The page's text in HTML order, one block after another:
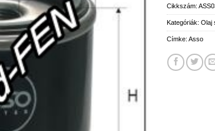
Cikkszám:
Kategóriák: Olaj
Címke: Asso